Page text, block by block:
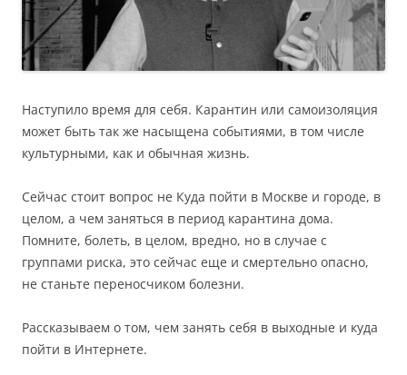
Наступило время для себя. Карантин или самоизоляция
может быть так же насыщена событиями, в том числе
культурными, как и обычная жизнь.
Сейчас стоит вопрос не Куда пойти в Москве и городе, в
целом, а чем заняться в период карантина дома.
Помните, болеть, в целом, вредно, но в случае с
группами риска, это сейчас еще и смертельно опасно,
не станьте переносчиком болезни.
Рассказываем о том, чем занять себя в выходные и куда
пойти в Интернете.